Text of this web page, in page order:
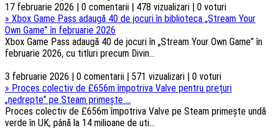
17 februarie 2026 | 0 comentarii | 478 vizualizari | 0 voturi
» Xbox Game Pass adaugă 40 de jocuri în biblioteca „Stream Your
Own Game” în februarie 2026
Xbox Game Pass adaugă 40 de jocuri în „Stream Your Own Game” în
februarie 2026, cu titluri precum Divin...
3 februarie 2026 | 0 comentarii | 571 vizualizari | 0 voturi
» Proces colectiv de £656m împotriva Valve pentru prețuri
„nedrepte” pe Steam primește ...
Proces colectiv de £656m împotriva Valve pe Steam primește undă
verde în UK; până la 14 milioane de uti...